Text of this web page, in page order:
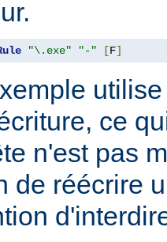
"\.exe" "-" [F]
ce
n'est pas
de réécrire